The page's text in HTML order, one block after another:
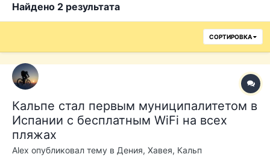
Найдено 2 результата
СОРТИРОВКА
Кальпе стал первым муниципалитетом в
Испании с бесплатным WiFi на всех
пляжах
Alex опубликовал тему в Дения, Хавея, Кальп